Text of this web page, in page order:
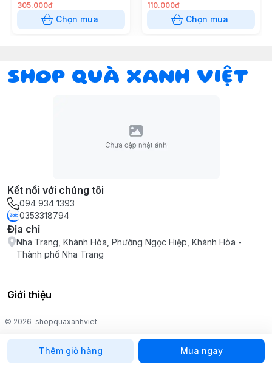
Thêm giỏ hàng Mua ngay
305.000đ
Chọn mua
110.000đ
Chọn mua
SHOP QUÀ XANH VIỆT
Kết nối với chúng tôi
094 934 1393
0353318794
Địa chỉ
Nha Trang, Khánh Hòa, Phường Ngọc Hiệp, Khánh Hòa -
Thành phố Nha Trang
Giới thiệu
© 2026 shopquaxanhviet